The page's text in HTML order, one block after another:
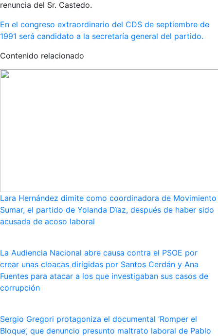
renuncia del Sr. Castedo.
En el congreso extraordinario del CDS de septiembre de
1991 será candidato a la secretaría general del partido.
Contenido relacionado
Lara Hernández dimite como coordinadora de Movimiento
Sumar, el partido de Yolanda Dïaz, después de haber sido
acusada de acoso laboral
La Audiencia Nacional abre causa contra el PSOE por
crear unas cloacas dirigidas por Santos Cerdán y Ana
Fuentes para atacar a los que investigaban sus casos de
corrupción
Sergio Gregori protagoniza el documental ‘Romper el
Bloque’, que denuncio presunto maltrato laboral de Pablo